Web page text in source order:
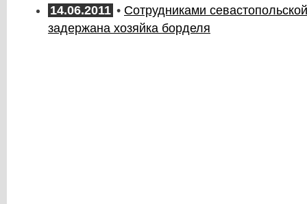
14.06.2011 • Сотрудниками
задержана хозяйка борделя